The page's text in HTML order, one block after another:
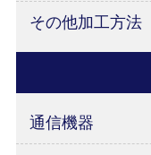
その他加工方法
通信機器